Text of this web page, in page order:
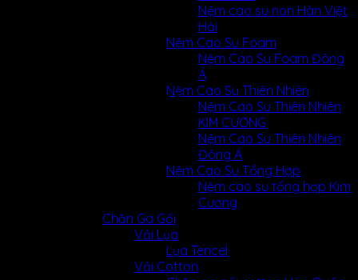
Nệm cao su non Hàn Việt
Hải
Nệm Cao Su Foam
Nệm Cao Su Foam Đông
Á
Nệm Cao Su Thiên Nhiên
Nệm Cao Su Thiên Nhiên
KIM CƯƠNG
Nệm Cao Su Thiên Nhiên
Đông Á
Nệm Cao Su Tổng Hợp
Nệm cao su tổng hợp Kim
Cương
Chăn Ga Gối
Vải Lụa
Lụa Tencel
Vải Cotton
COUNT DOWN